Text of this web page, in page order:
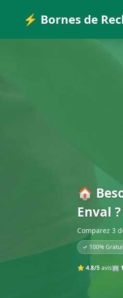
⚡ Bornes de
🏠
Enval ?
Comparez 3
✓ 100%
⭐ 4.8/5avis🏢